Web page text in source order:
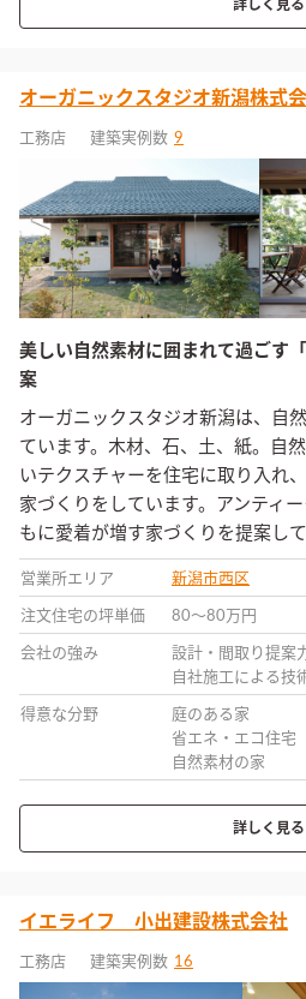
詳しく見る
オーガニックスタジオ新潟株式
工務店 建築実例数 9
美しい自然素材に囲まれて過ごす
案
オーガニックスタジオ新潟は、自
ています。木材、石、土、紙。自
いテクスチャーを住宅に取り入れ
家づくりをしています。アンティ
もに愛着が増す家づくりを提案し
営業所エリア 新潟市西区
注文住宅の坪単価 80〜80万円
会社の強み
設計・間取り提案
自社施工による技
得意な分野
庭のある家
省エネ・エコ住宅
自然素材の家
詳しく見る
イエライフ 小出建設株式会社
工務店 建築実例数 16